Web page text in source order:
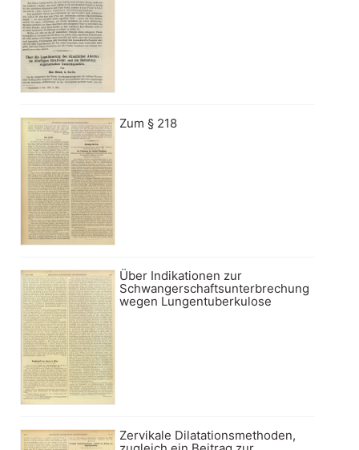
Zum § 218
Über Indikationen zur
Schwangerschaftsunterbrechung
wegen Lungentuberkulose
Zervikale Dilatationsmethoden,